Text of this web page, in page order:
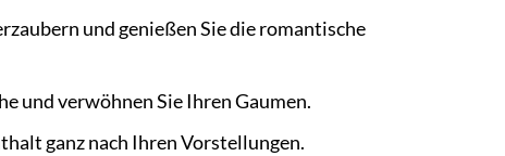
und genießen Sie die romantische
und verwöhnen Sie Ihren Gaumen.
ganz nach Ihren Vorstellungen.